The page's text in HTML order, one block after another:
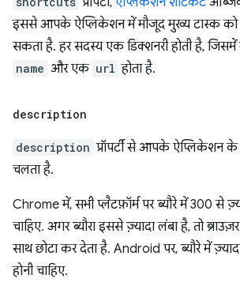
इससे आपके ऐप्लिकेशन में मौजूद मुख्य टास्क को
सकता है. हर सदस्य एक डिक्शनरी होती है,
name और एक url होता है.
description
description प्रॉपर्टी से आपके ऐप्लिकेशन
चलता है.
Chrome में, सभी प्लैटफ़ॉर्म पर ब्यौरे में 300 से
चाहिए. अगर ब्यौरा इससे ज़्यादा लंबा है, तो
साथ छोटा कर देता है. Android पर, ब्यौरे में
होनी चाहिए.